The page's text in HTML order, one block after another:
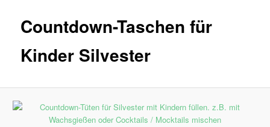
Countdown-Taschen für
Kinder Silvester